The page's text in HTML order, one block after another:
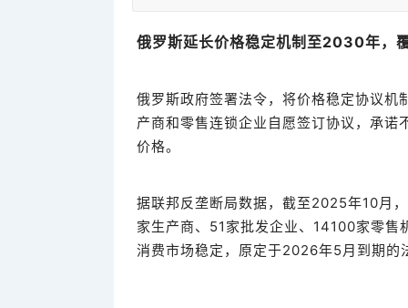
俄罗斯延长价格稳定机制至2030年，
俄罗斯政府签署法令，将价格稳定协议
产商和零售连锁企业自愿签订协议，承
价格。
据联邦反垄断局数据，截至2025年10月
家生产商、51家批发企业、14100家零
消费市场稳定，原定于2026年5月到期的